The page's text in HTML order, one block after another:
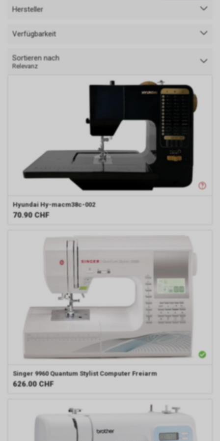
Hersteller
Verfügbarkeit
Sortieren nach
Relevanz
Hyundai Hy-macm38c-002
70.90 CHF
Singer 9960 Quantum Stylist Computer Freiarm
626.00 CHF